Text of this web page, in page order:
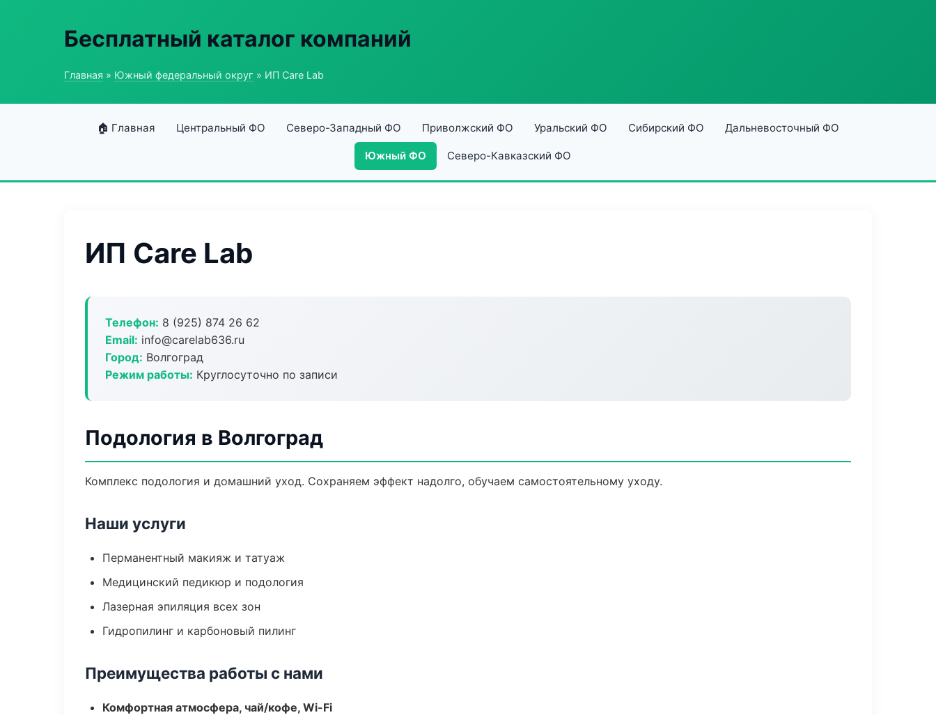
Бесплатный каталог компаний
Главная » Южный федеральный округ » ИП Care Lab
🏠 Главная Центральный ФО Северо-Западный ФО Приволжский ФО Уральский ФО Сибирский ФО Дальневосточный ФО
Южный ФО Северо-Кавказский ФО
ИП Care Lab
Телефон: 8 (925) 874 26 62
Email: info@carelab636.ru
Город: Волгоград
Режим работы: Круглосуточно по записи
Подология в Волгоград
Комплекс подология и домашний уход. Сохраняем эффект надолго, обучаем самостоятельному уходу.
Наши услуги
Перманентный макияж и татуаж
Медицинский педикюр и подология
Лазерная эпиляция всех зон
Гидропилинг и карбоновый пилинг
Преимущества работы с нами
Комфортная атмосфера, чай/кофе, Wi-Fi